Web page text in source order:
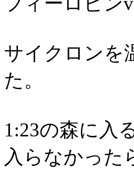
サイクロンを
た。
1:23の森に入
入らなかった